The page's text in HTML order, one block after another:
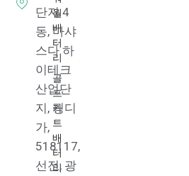
월
배
터
리
골
프
카
트
배
터
리
단지 4
동, 마샤
스다 하
이테크
산업단
지, 핑디
가,
518117,
선전, 광